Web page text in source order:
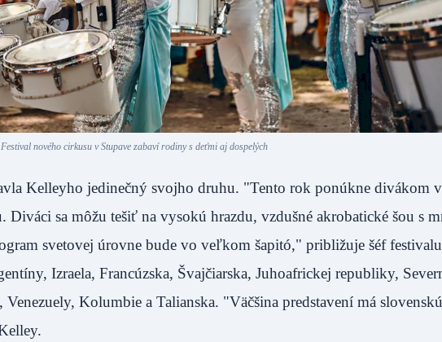
Festival nového cirkusu v Stupave zabaví rodiny s deťmi aj dospelých
Kelleyho jedinečný svojho druhu. "Tento rok ponúkne divákom
Diváci sa môžu tešiť na vysokú hrazdu, vzdušné akrobatické šou s
svetovej úrovne bude vo veľkom šapitó," približuje šéf
Izraela, Francúzska, Švajčiarska, Juhoafrickej republiky,
Kolumbie a Talianska. "Väčšina predstavení má
Kelley.